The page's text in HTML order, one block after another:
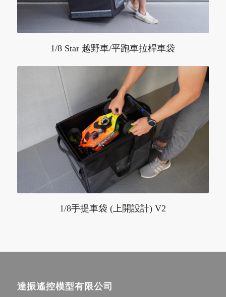
1/8 Star 越野車/平跑車拉桿車袋
1/8手提車袋 (上開設計) V2
達振遙控模型有限公司